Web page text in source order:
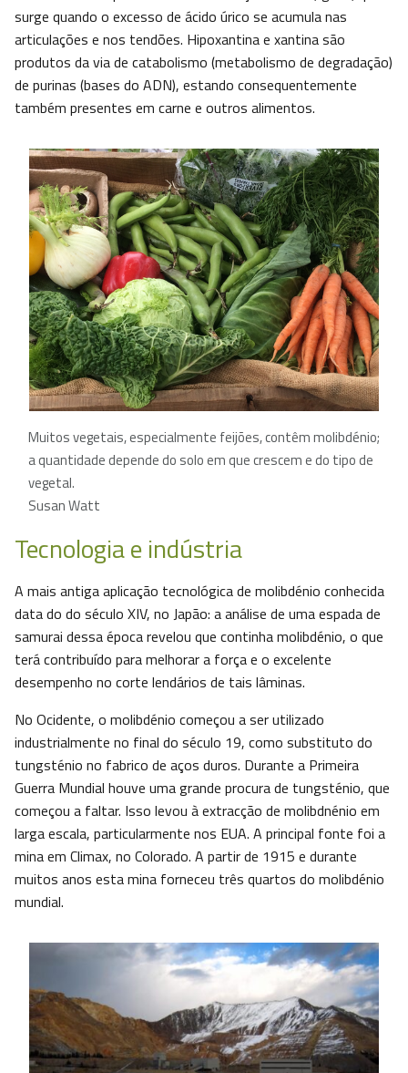
surge quando o excesso de ácido úrico se acumula nas
articulações e nos tendões. Hipoxantina e xantina são
produtos da via de catabolismo (metabolismo de degradação)
de purinas (bases do ADN), estando consequentemente
também presentes em carne e outros alimentos.
Muitos vegetais, especialmente feijões, contêm molibdénio;
a quantidade depende do solo em que crescem e do tipo de
vegetal.
Susan Watt
Tecnologia e indústria
A mais antiga aplicação tecnológica de molibdénio conhecida
data do do século XIV, no Japão: a análise de uma espada de
samurai dessa época revelou que continha molibdénio, o que
terá contribuído para melhorar a força e o excelente
desempenho no corte lendários de tais lâminas.
No Ocidente, o molibdénio começou a ser utilizado
industrialmente no final do século 19, como substituto do
tungsténio no fabrico de aços duros. Durante a Primeira
Guerra Mundial houve uma grande procura de tungsténio, que
começou a faltar. Isso levou à extracção de molibdnénio em
larga escala, particularmente nos EUA. A principal fonte foi a
mina em Climax, no Colorado. A partir de 1915 e durante
muitos anos esta mina forneceu três quartos do molibdénio
mundial.